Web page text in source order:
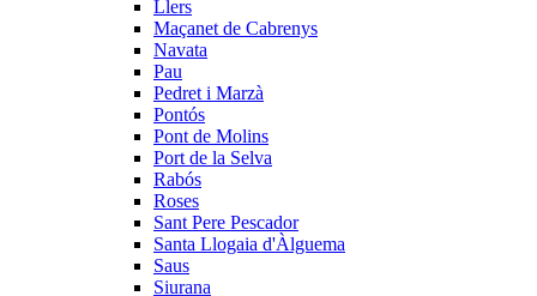
Llers
Maçanet de Cabrenys
Navata
Pau
Pedret i Marzà
Pontós
Pont de Molins
Port de la Selva
Rabós
Roses
Sant Pere Pescador
Santa Llogaia d'Àlguema
Saus
Siurana